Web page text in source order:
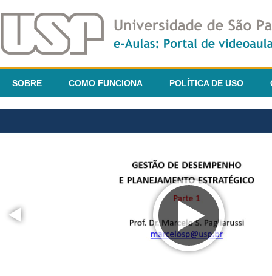
SOBRE COMO FUNCIONA POLÍTICA DE USO